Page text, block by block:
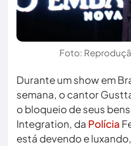
Foto:
Durante um show em
semana, o cantor
o bloqueio de seus
Integration, da Polícia
está devendo e